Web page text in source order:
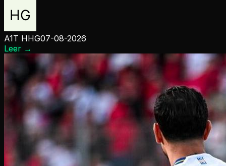
A1T HHG07-08-2026
Leer →